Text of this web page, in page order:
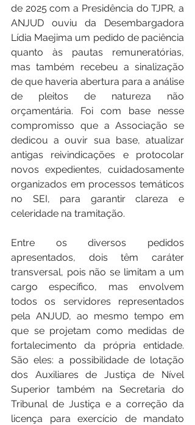
de 2025 com a Presidência do TJPR, a
ANJUD ouviu da Desembargadora
Lídia Maejima um pedido de paciência
quanto às pautas remuneratórias,
mas também recebeu a sinalização
de que haveria abertura para a análise
de pleitos de natureza não
orçamentária. Foi com base nesse
compromisso que a Associação se
dedicou a ouvir sua base, atualizar
antigas reivindicações e protocolar
novos expedientes, cuidadosamente
organizados em processos temáticos
no SEI, para garantir clareza e
celeridade na tramitação.
Entre os diversos pedidos
apresentados, dois têm caráter
transversal, pois não se limitam a um
cargo específico, mas envolvem
todos os servidores representados
pela ANJUD, ao mesmo tempo em
que se projetam como medidas de
fortalecimento da própria entidade.
São eles: a possibilidade de lotação
dos Auxiliares de Justiça de Nível
Superior também na Secretaria do
Tribunal de Justiça e a correção da
licença para exercício de mandato